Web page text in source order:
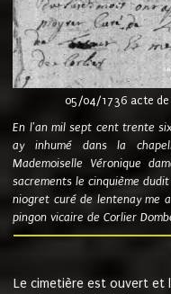
05/04/1736 acte de
En l'an mil sept cent trente
ay inhumé dans la
Mademoiselle Véronique
sacrements le cinquième
niogret curé de lentenay me
pingon vicaire de Corlier
Le cimetière est ouvert et